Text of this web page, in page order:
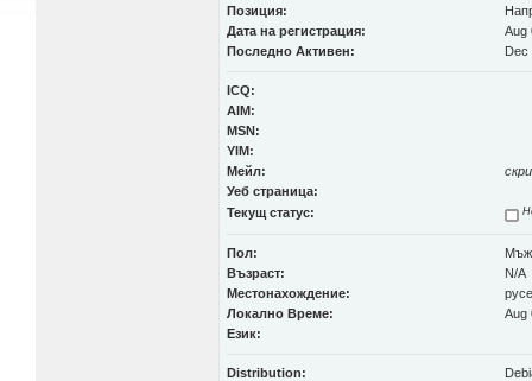
Позиция:
Дата на регистрация:
Aug
Последно Активен:
Dec
ICQ:
AIM:
MSN:
YIM:
Мейл:
Уеб страница:
Текущ статус:
Пол:
Мъж
Възраст:
N/A
Местонахождение:
русе
Локално Време:
Aug
Език:
Distribution: